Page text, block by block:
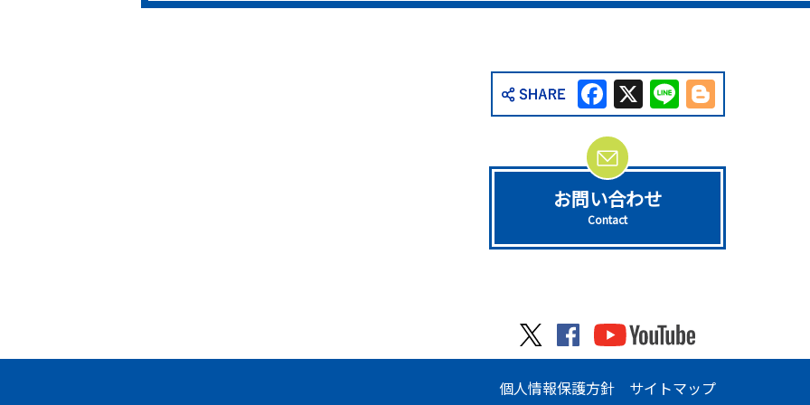
Facebook
X Line
お問い合わせ
Contact
個人情報保護方針 サイトマップ